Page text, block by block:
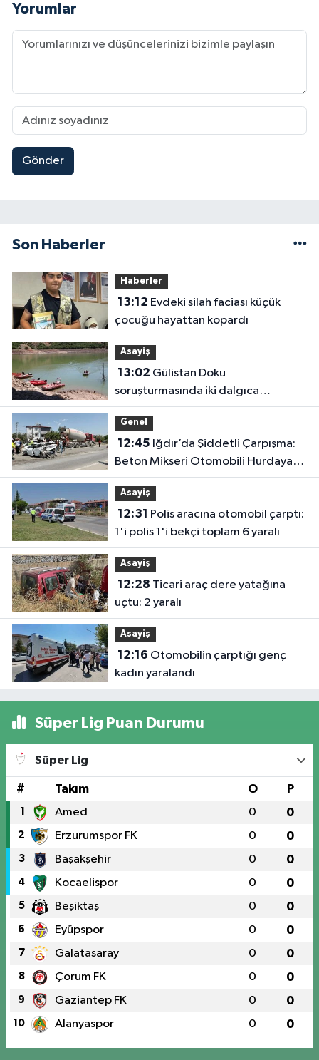
Yorumlar
Gönder
Son Haberler
Haberler
13:12
çocuğu hayattan kopardı
Asayiş
13:02
soruşturmasında iki dalgıca
tutuklama
Genel
12:45
Beton Mikseri Otomobili Hurdaya
Çevirdi (4 Yaralı)
Asayiş
12:31
1'i polis 1'i bekçi toplam 6 yaralı
Asayiş
12:28
uçtu: 2 yaralı
Asayiş
12:16
kadın yaralandı
Süper Lig Puan Durumu
Süper Lig
# Takım O P
1 Amed 0 0
2 Erzurumspor FK 0 0
3 Başakşehir 0 0
4 Kocaelispor 0 0
5 Beşiktaş 0 0
6 Eyüpspor 0 0
7 Galatasaray 0 0
8 Çorum FK 0 0
9 Gaziantep FK 0 0
10 Alanyaspor 0 0